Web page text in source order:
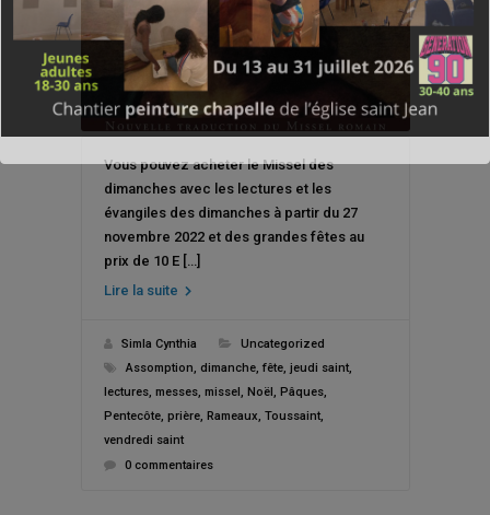
Vous pouvez acheter le Missel des
dimanches avec les lectures et les
évangiles des dimanches à partir du 27
novembre 2022 et des grandes fêtes au
prix de 10 E […]
Lire la suite
Simla Cynthia
Uncategorized
Assomption
dimanche, fête, jeudi saint,
lectures, messes, missel Noël Pâques,
Pentecôte, prière, Rameaux Toussaint,
vendredi saint
0 commentaires